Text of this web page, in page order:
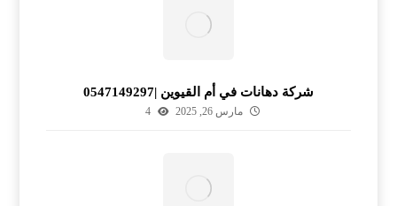
شركة دهانات في أم القيوين |0547149297
مارس 26, 2025 4